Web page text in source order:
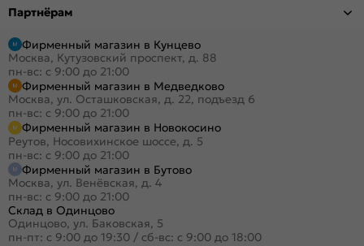
Партнёрам
Фирменный магазин в Кунцево
Москва, Кутузовский проспект, д. 88
пн-вс: с 9:00 до 21:00
Фирменный магазин в Медведково
Москва, ул. Осташковская, д. 22, подъезд 6
пн-вс: с 9:00 до 21:00
Фирменный магазин в Новокосино
Реутов, Носовихинское шоссе, д. 5
пн-вс: с 9:00 до 21:00
Фирменный магазин в Бутово
Москва, ул. Венёвская, д. 4
пн-вс: с 9:00 до 21:00
Склад в Одинцово
Одинцово, ул. Баковская, 5
пн-пт: с 9:00 до 19:30 / сб-вс: с 9:00 до 18:00